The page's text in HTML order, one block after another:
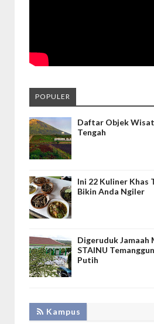
POPULER
Daftar Objek
Tengah
Ini 22 Kuliner Khas
Bikin Anda Ngiler
Digeruduk Jamaah
STAINU
Putih
Kampus